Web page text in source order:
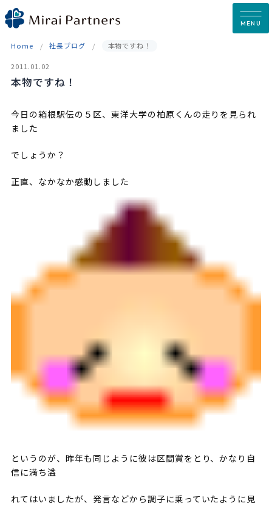
Skip
to
MENU
Home 社長ブログ 本物ですね！
2011.01.02
本物ですね！
今日の箱根駅伝の５区、東洋大学の柏原くんの走りを見られ
ました
でしょうか？
正直、なかなか感動しました
というのが、昨年も同じように彼は区間賞をとり、かなり自
信に満ち溢
れてはいましたが、発言などから調子に乗っていたように見